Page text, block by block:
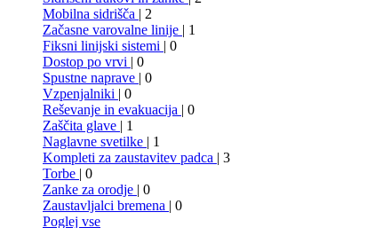
Mobilna sidrišča | 2
Začasne varovalne linije | 1
Fiksni linijski sistemi | 0
Dostop po vrvi | 0
Spustne naprave | 0
Vzpenjalniki | 0
Reševanje in evakuacija | 0
Zaščita glave | 1
Naglavne svetilke | 1
Kompleti za zaustavitev padca | 3
Torbe | 0
Zanke za orodje | 0
Zaustavljalci bremena | 0
Poglej vse